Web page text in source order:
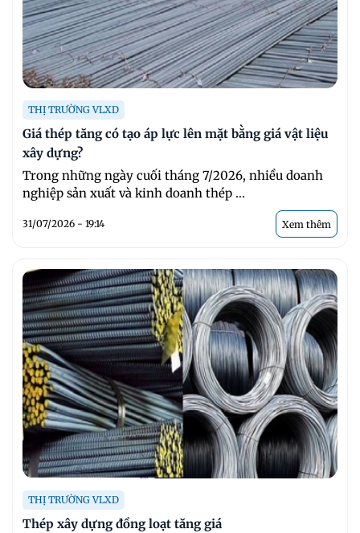
THỊ TRƯỜNG VLXD
Giá thép tăng có tạo áp lực lên mặt bằng giá vật liệu
xây dựng?
Trong những ngày cuối tháng 7/2026, nhiều doanh
nghiệp sản xuất và kinh doanh thép ...
31/07/2026 - 19:14 Xem thêm
THỊ TRƯỜNG VLXD
Thép xây dựng đồng loạt tăng giá